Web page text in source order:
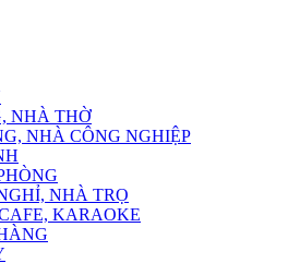
NHÀ THỜ
NHÀ CÔNG NGHIỆP
NHÀ TRỌ
KARAOKE